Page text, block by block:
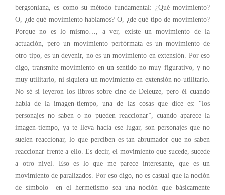
bergsoniana, es como su método fundamental: ¿Qué movimiento?
O, ¿de qué movimiento hablamos? O, ¿de qué tipo de movimiento?
Porque no es lo mismo…, a ver, existe un movimiento de la
actuación, pero un movimiento perfórmata es un movimiento de
otro tipo, es un devenir, no es un movimiento en extensión. Por eso
digo, transmite movimiento en un sentido no muy figurativo, y no
muy utilitario, ni siquiera un movimiento en extensión no-utilitario.
No sé si leyeron los libros sobre cine de Deleuze, pero él cuando
habla de la imagen-tiempo, una de las cosas que dice es: “los
personajes no saben o no pueden reaccionar”, cuando aparece la
imagen-tiempo, ya te lleva hacia ese lugar, son personajes que no
suelen reaccionar, lo que perciben es tan abrumador que no saben
reaccionar frente a ello. Es decir, el movimiento que sucede, sucede
a otro nivel. Eso es lo que me parece interesante, que es un
movimiento de paralizados. Por eso digo, no es casual que la noción
de símbolo en el hermetismo sea una noción que básicamente